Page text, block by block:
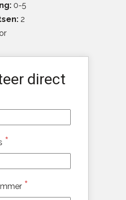
0-5
2
direct
*
*